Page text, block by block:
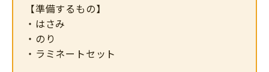
【準備するもの】
・はさみ
・のり
・ラミネートセット